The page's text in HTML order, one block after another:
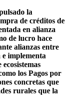
la
de créditos de
en alianza
de lucro hace
alianzas entre
e implementa
los Pagos por
concretas que
rurales que la